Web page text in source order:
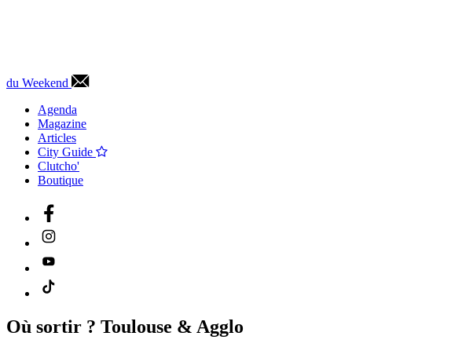
du Weekend
Agenda
Magazine
Articles
City Guide
Clutcho'
Boutique
Où sortir ? Toulouse & Agglo